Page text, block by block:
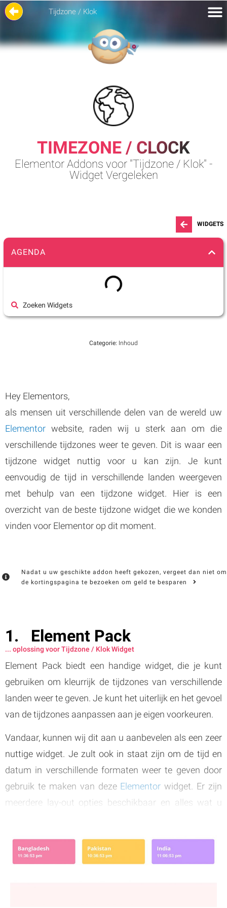
Tijdzone / Klok
TIMEZONE / CLOCK
Elementor Addons voor "Tijdzone / Klok" -
Widget Vergeleken
Hey Elementors,
als mensen uit verschillende delen van de wereld uw
Elementor website, raden wij u sterk aan om die
verschillende tijdzones weer te geven. Dit is waar een
tijdzone widget nuttig voor u kan zijn. Je kunt
eenvoudig de tijd in verschillende landen weergeven
met behulp van een tijdzone widget. Hier is een
overzicht van de beste tijdzone widget die we konden
vinden voor Elementor op dit moment.
Nadat u uw geschikte addon heeft gekozen, vergeet dan niet om
de kortingspagina te bezoeken om geld te besparen
Element Pack
... oplossing voor Tijdzone / Klok Widget
Element Pack biedt een handige widget, die je kunt
gebruiken om kleurrijk de tijdzones van verschillende
landen weer te geven. Je kunt het uiterlijk en het gevoel
van de tijdzones aanpassen aan je eigen voorkeuren.
Vandaar, kunnen wij dit aan u aanbevelen als een zeer
nuttige widget. Je zult ook in staat zijn om de tijd en
datum in verschillende formaten weer te geven door
gebruik te maken van deze Elementor widget. Er zijn
meerdere lay-out opties beschikbaar en alles wat u
aanpassen.
WIDGETS
AGENDA
Zoeken Widgets
Categorie: Inhoud